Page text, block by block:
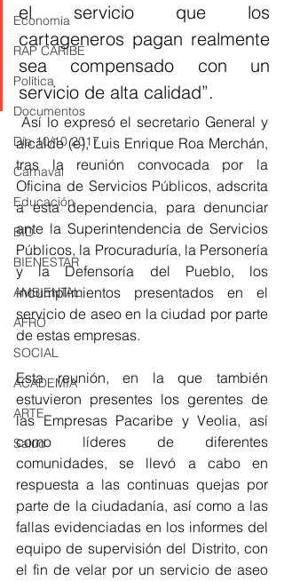
Economía
RAP CARIBE
Política
Documentos
Día 10/10 2017
Carnaval
Educación
BID
BIENESTAR
AMBIENTAL
AFRO
SOCIAL
ACADEMIA
ARTE
Salud
el servicio que los
cartageneros pagan realmente
sea compensado con un
servicio de alta calidad”.
alcalde (e), Luis Enrique Roa Merchán,
tras la reunión convocada por la
Oficina de Servicios Públicos, adscrita
a esta dependencia, para denunciar
ante la Superintendencia de Servicios
Públicos, la Procuraduría, la Personería
y la Defensoría del Pueblo, los
incumplimientos presentados en el
servicio de aseo en la ciudad por parte
de estas empresas.
Esta reunión, en la que también
estuvieron presentes los gerentes de
las Empresas Pacaribe y Veolia, así
como líderes de diferentes
comunidades, se llevó a cabo en
respuesta a las continuas quejas por
parte de la ciudadanía, así como a las
fallas evidenciadas en los informes del
equipo de supervisión del Distrito, con
el fin de velar por un servicio de aseo